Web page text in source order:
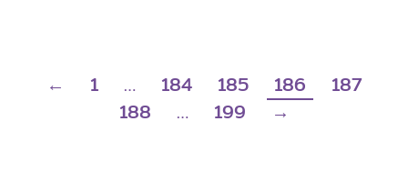
← 1 … 184 185 186
187
188
… 199 →